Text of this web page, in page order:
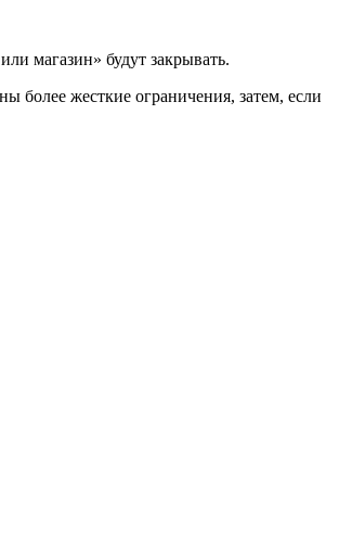
магазин» будут закрывать.
более жесткие ограничения, затем, если